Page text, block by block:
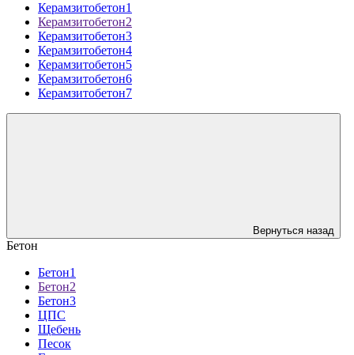
Керамзитобетон1
Керамзитобетон2
Керамзитобетон3
Керамзитобетон4
Керамзитобетон5
Керамзитобетон6
Керамзитобетон7
Вернуться назад
Бетон
Бетон1
Бетон2
Бетон3
ЦПС
Щебень
Песок